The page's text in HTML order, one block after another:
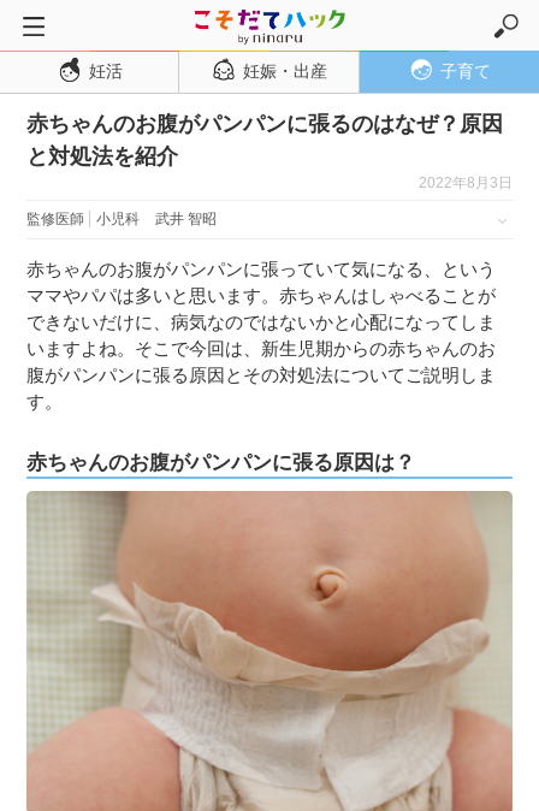
トップページ
妊活
妊娠・出産
妊娠中期
妊娠後期
出産
子育て・育児
０歳児
１歳児
７〜１２歳児
妊活 妊娠・出産 子育て
赤ちゃんのお腹がパンパンに張るのはなぜ？原因
と対処法を紹介
2022年8月3日
監修医師 小児科 武井 智昭
赤ちゃんのお腹がパンパンに張っていて気になる、という
ママやパパは多いと思います。赤ちゃんはしゃべることが
できないだけに、病気なのではないかと心配になってしま
いますよね。そこで今回は、新生児期からの赤ちゃんのお
腹がパンパンに張る原因とその対処法についてご説明しま
す。
赤ちゃんのお腹がパンパンに張る原因は？